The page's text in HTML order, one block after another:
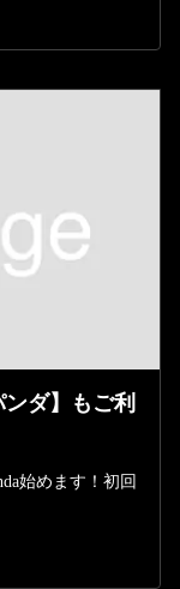
ダ】もご利
始めます！初回